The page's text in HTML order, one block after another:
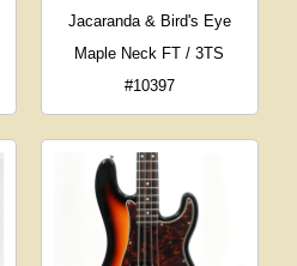
Jacaranda & Bird's Eye
Maple Neck FT / 3TS
#10397